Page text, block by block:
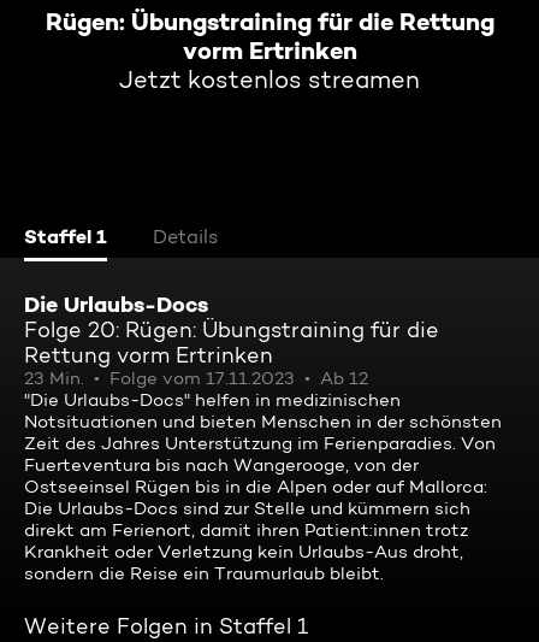
Rügen: Übungstraining für die Rettung
vorm Ertrinken
Jetzt kostenlos streamen
Staffel 1 Details
Die Urlaubs-Docs
Folge 20: Rügen: Übungstraining für die
Rettung vorm Ertrinken
23 Min. Folge vom 17.11.2023
Ab 12
"Die Urlaubs-Docs" helfen in medizinischen
Notsituationen und bieten Menschen in der schönsten
Zeit des Jahres Unterstützung im Ferienparadies. Von
Fuerteventura bis nach Wangerooge, von der
Ostseeinsel Rügen bis in die Alpen oder auf Mallorca:
Die Urlaubs-Docs sind zur Stelle und kümmern sich
direkt am Ferienort, damit ihren Patient:innen trotz
Krankheit oder Verletzung kein Urlaubs-Aus droht,
sondern die Reise ein Traumurlaub bleibt.
Weitere Folgen in Staffel 1